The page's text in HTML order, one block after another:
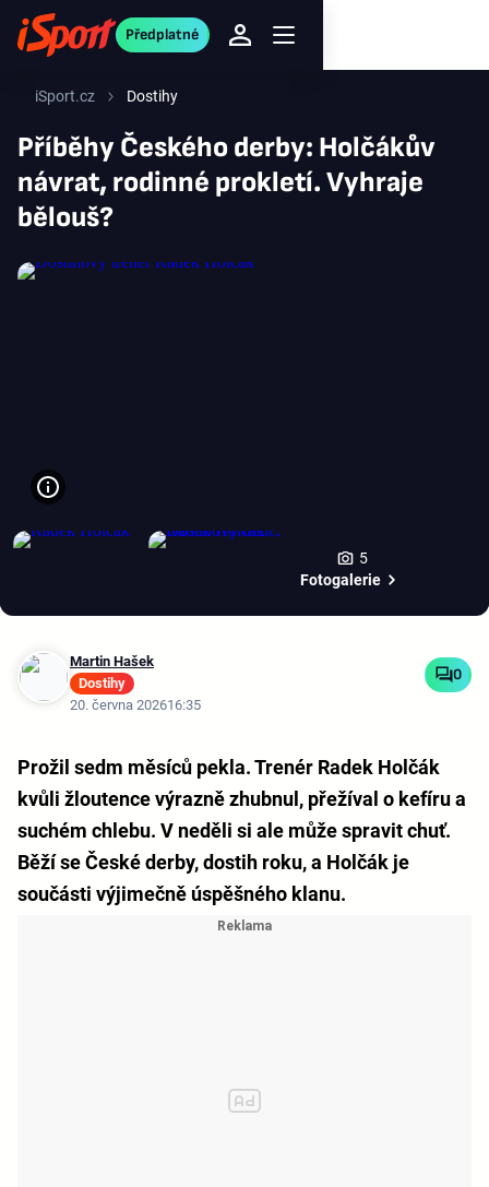
Předplatné
iSport.cz Dostihy
Příběhy Českého derby: Holčákův
návrat, rodinné prokletí. Vyhraje
bělouš?
5
Fotogalerie
Martin Hašek
Dostihy
20. června 202616:35
0
Prožil sedm měsíců pekla. Trenér Radek Holčák
kvůli žloutence výrazně zhubnul, přežíval o kefíru a
suchém chlebu. V neděli si ale může spravit chuť.
Běží se České derby, dostih roku, a Holčák je
součásti výjimečně úspěšného klanu.